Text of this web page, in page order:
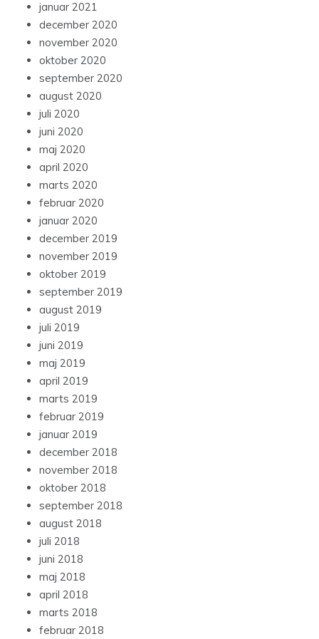
januar 2021
december 2020
november 2020
oktober 2020
september 2020
august 2020
juli 2020
juni 2020
maj 2020
april 2020
marts 2020
februar 2020
januar 2020
december 2019
november 2019
oktober 2019
september 2019
august 2019
juli 2019
juni 2019
maj 2019
april 2019
marts 2019
februar 2019
januar 2019
december 2018
november 2018
oktober 2018
september 2018
august 2018
juli 2018
juni 2018
maj 2018
april 2018
marts 2018
februar 2018